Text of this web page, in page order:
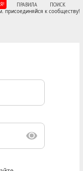
ПРАВИЛА ПОИСК
присоединяйся к сообществу!